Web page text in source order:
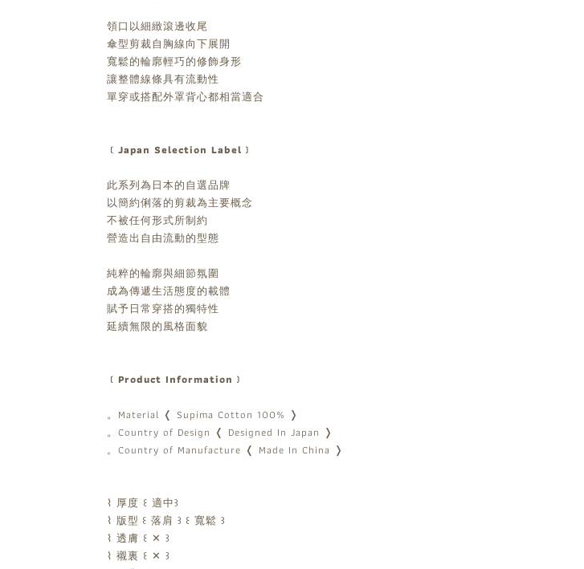
領口以細緻滾邊收尾
傘型剪裁自胸線向下展開
寬鬆的輪廓輕巧的修飾身形
讓整體線條具有流動性
單穿或搭配外罩背心都相當適合
﹝Japan Selection Label﹞
此系列為日本的自選品牌
以簡約俐落的剪裁為主要概念
不被任何形式所制約
營造出自由流動的型態
純粹的輪廓與細節氛圍
成為傳遞生活態度的載體
賦予日常穿搭的獨特性
延續無限的風格面貌
﹝Product Information﹞
。Material ❬ Supima Cotton 100% ❭
。Country of Design ❬ Designed In Japan ❭
。Country of Manufacture ❬ Made In China ❭
⌇ 厚度 ꒰ 適中꒱
⌇ 版型 ꒰ 落肩 ꒱ ꒰ 寬鬆 ꒱
⌇ 透膚 ꒰ ✕ ꒱
⌇ 襯裏 ꒰ ✕ ꒱